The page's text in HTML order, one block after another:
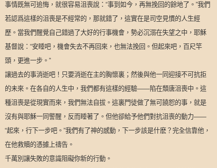
事情既無可追悔，就很容易沮喪說：“事到如今，再無挽回的餘地了。”我們
若認爲這樣的沮喪是不經常的，那就錯了，這實在是司空見慣的人生經
歷。當我們醒覺自己錯過了大好的行事機會，勢必沉溺在失望之中，耶穌
基督說：“安睡吧，機會失去不再回來，也無法挽回。但起來吧，百尺竿
頭，更進一步。”
讓過去的事消逝吧！只要消逝在主的胸懷裏；然後與他一同迎接不可抗拒
的未來。在各自的人生中，我們都有這樣的經驗——陷在頽唐沮喪中。這
種沮喪是從現實而來，我們無法自拔。這裏門徒做了無可饒恕的事，就是
沒有與耶穌一同警醒，反而睡著了。但他卻給予他們對抗沮喪的動力——
“起來，行下一步吧。”我們有了神的感動，下一步該是什麽？完全信靠他，
在他救贖的憑據上禱告。
千萬別讓失敗的意識阻礙你新的行動。